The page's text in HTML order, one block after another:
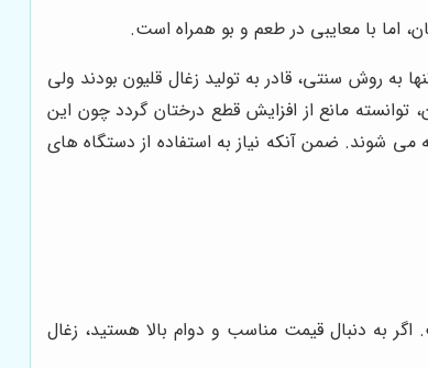
اما با معایبی در طعم و بو همراه است.
به روش سنتی، قادر به تولید زغال قلیون بودند ولی
توانسته مانع از افزایش قطع درختان گردد چون این
شوند. ضمن آنکه نیاز به استفاده از دستگاه های
به دنبال قیمت مناسب و دوام بالا هستید، زغال